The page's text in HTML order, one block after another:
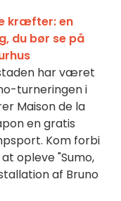
kræfter: en
du bør se på
har været
turneringen i
Maison de la
en gratis
Kom forbi
opleve "Sumo,
af Bruno